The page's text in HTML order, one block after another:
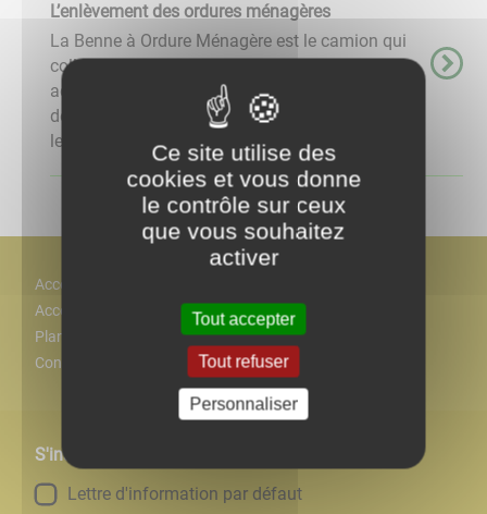
L’enlèvement des ordures ménagères
La Benne à Ordure Ménagère est le camion qui
collecte vos déchetsA l'arrière, votre bac est
accroche soulevé puis vidé dans la trémie. Les
déchets sont ensuite compactés pour optimiser
le remplissage et ...
Accès
Accessiblité
Plan
Contact
S'inscrire à notre newsletter
Lettre d'information par défaut
Ce site utilise des
cookies et vous donne
le contrôle sur ceux
que vous souhaitez
activer
Tout accepter
Tout refuser
Personnaliser